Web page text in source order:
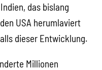
das bislang
USA herumlaviert
dieser Entwicklung.
Millionen